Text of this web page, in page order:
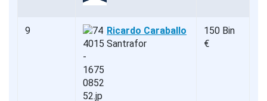
9
Ricardo Caraballo
Santrafor
150 Bin
€